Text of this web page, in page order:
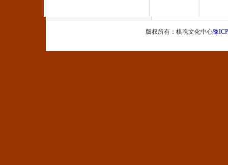
版权所有：棋魂文化中心豫